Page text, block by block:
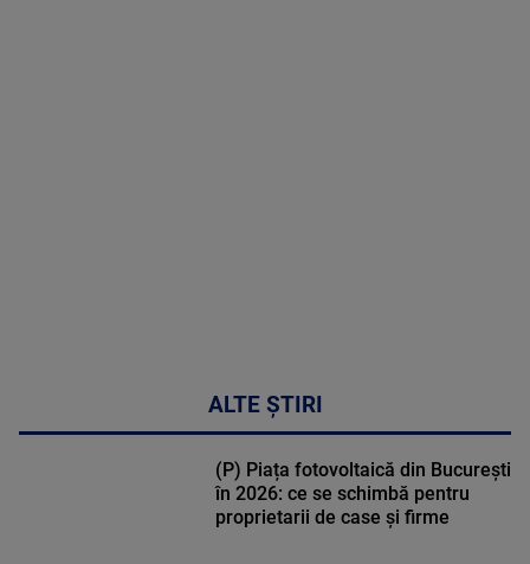
ALTE ȘTIRI
(P) Piața fotovoltaică din București
în 2026: ce se schimbă pentru
proprietarii de case și firme